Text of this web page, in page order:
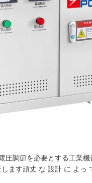
圧調節を必要とする工業
ます頑丈 な 設計 に よ